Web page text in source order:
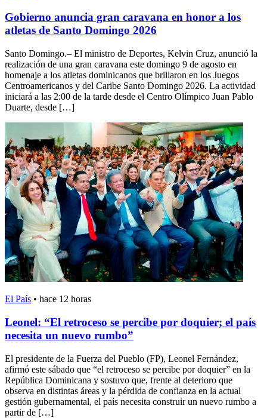
Gobierno anuncia gran caravana en honor a los
atletas de Santo Domingo 2026
Santo Domingo.– El ministro de Deportes, Kelvin Cruz, anunció la
realización de una gran caravana este domingo 9 de agosto en
homenaje a los atletas dominicanos que brillaron en los Juegos
Centroamericanos y del Caribe Santo Domingo 2026. La actividad
iniciará a las 2:00 de la tarde desde el Centro Olímpico Juan Pablo
Duarte, desde […]
El País • hace 12 horas
Leonel: “El retroceso se percibe por doquier; el país
necesita un nuevo rumbo”
El presidente de la Fuerza del Pueblo (FP), Leonel Fernández,
afirmó este sábado que “el retroceso se percibe por doquier” en la
República Dominicana y sostuvo que, frente al deterioro que
observa en distintas áreas y la pérdida de confianza en la actual
gestión gubernamental, el país necesita construir un nuevo rumbo a
partir de […]